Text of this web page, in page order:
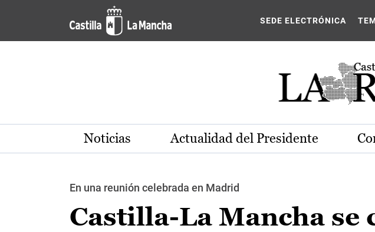
Pasar al contenido principal
SEDE ELECTRÓNICA
Noticias Actualidad del Presidente
En una reunión celebrada en Madrid
Castilla-La Mancha se